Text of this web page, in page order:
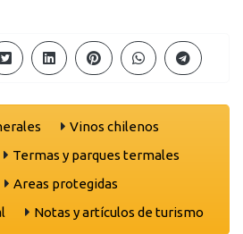
Vinos chilenos
Termas y parques termales
Areas protegidas
Notas y artículos de turismo